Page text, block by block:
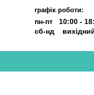
графік роботи:
пн-пт 10:00 -
сб-нд